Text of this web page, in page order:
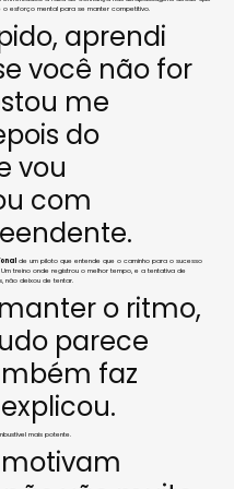
esforço mental para se manter competitivo.
aprendi
você não for
me
do
vou
com
de um piloto que entende que o caminho para o sucesso
treino onde registrou o melhor tempo, e a tentativa de
não deixou de tentar.
o ritmo,
parece
faz
mais potente.
motivam